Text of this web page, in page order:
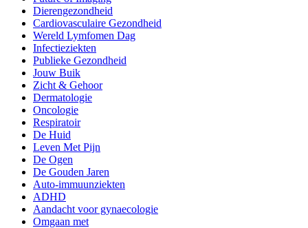
Dierengezondheid
Cardiovasculaire Gezondheid
Wereld Lymfomen Dag
Infectieziekten
Publieke Gezondheid
Jouw Buik
Zicht & Gehoor
Dermatologie
Oncologie
Respiratoir
De Huid
Leven Met Pijn
De Ogen
De Gouden Jaren
Auto-immuunziekten
ADHD
Aandacht voor gynaecologie
Omgaan met